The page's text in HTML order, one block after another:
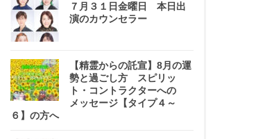
７月３１日金曜日 本日出
演のカウンセラー
【精霊からの託宣】8月の運
勢と過ごし方 スピリッ
ト・コントラクターへの
メッセージ【タイプ４～
６】の方へ